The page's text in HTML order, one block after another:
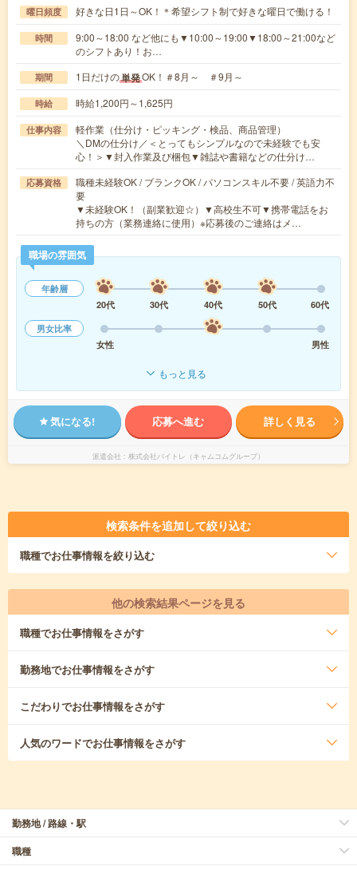
曜日頻度 好きな日1日～OK！＊希望シフト制で好きな曜日で働ける！
時間
9:00～18:00 など他にも▼10:00～19:00▼18:00～21:00など
のシフトあり！お…
期間 1日だけの単発OK！＃8月～ ＃9月～
時給 時給1,200円～1,625円
仕事内容
軽作業（仕分け・ピッキング・検品、商品管理）
＼DMの仕分け／＜とってもシンプルなので未経験でも安
心！＞▼封入作業及び梱包▼雑誌や書籍などの仕分け…
応募資格
職種未経験OK / ブランクOK / パソコンスキル不要 / 英語力不
要
▼未経験OK！（副業歓迎☆）▼高校生不可▼携帯電話をお
持ちの方（業務連絡に使用）※応募後のご連絡はメ…
職場の雰囲気
年齢層
20代
30代 40代 50代
60代
男女比率
女性
男性
もっと見る
気になる! 応募へ進む 詳しく見る
派遣会社 株式会社バイトレ（キャムコムグループ）
検索条件を追加して絞り込む
職種でお仕事情報を絞り込む
他の検索結果ページを見る
職種でお仕事情報をさがす
勤務地でお仕事情報をさがす
こだわりでお仕事情報をさがす
人気のワードでお仕事情報をさがす
勤務地 / 路線・駅
職種